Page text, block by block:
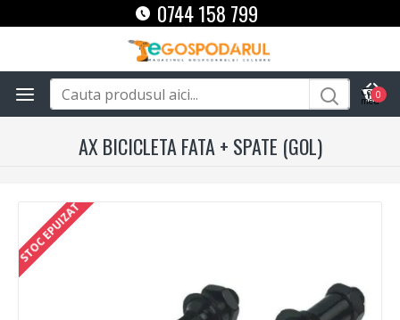
0744 158 799
0
AX BICICLETA FATA + SPATE (GOL)
STOC EPUIZAT